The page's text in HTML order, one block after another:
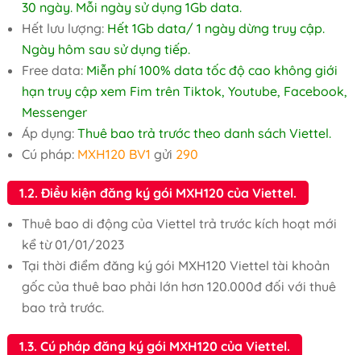
30 ngày. Mỗi ngày sử dụng 1Gb data.
Hết lưu lượng:Hết 1Gb data/ 1 ngày dừng truy cập.
Ngày hôm sau sử dụng tiếp.
Free data:Miễn phí 100% data tốc độ cao không giới
hạn truy cập xem Fim trên Tiktok, Youtube, Facebook,
Messenger
Áp dụng: Thuê bao trả trước theo danh sách Viettel.
Cú pháp: MXH120 BV1 gửi 290
1.2. Điều kiện đăng ký gói MXH120 của Viettel.
Thuê bao di động của Viettel trả trước kích hoạt mới
kể từ 01/01/2023
Tại thời điểm đăng ký gói MXH120 Viettel tài khoản
gốc của thuê bao phải lớn hơn 120.000đ đối với thuê
bao trả trước.
1.3. Cú pháp đăng ký gói MXH120 của Viettel.